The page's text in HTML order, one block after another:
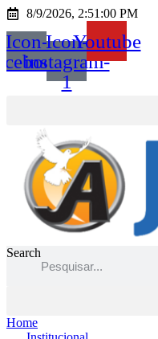
Ir
conteúdo
8/9/2026, 2:51:00 PM
Icon-Icon-
instagram-
1
Youtube
Search
Home